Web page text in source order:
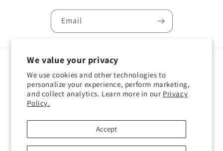
We value your privacy
We use cookies and other technologies to
personalize your experience, perform marketing,
and collect analytics. Learn more in our Privacy
Policy.
Accept
Email
Country/region
Türkiye | TRY ₺ English